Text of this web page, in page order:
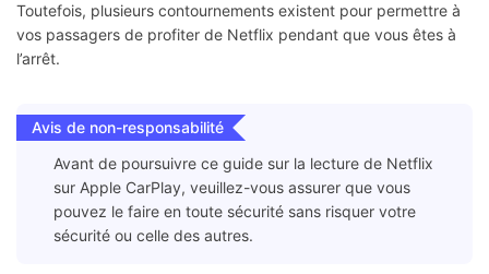
Toutefois, plusieurs contournements existent pour permettre à
vos passagers de profiter de Netflix pendant que vous êtes à
l’arrêt.
Avis de non-responsabilité
Avant de poursuivre ce guide sur la lecture de Netflix
sur Apple CarPlay, veuillez-vous assurer que vous
pouvez le faire en toute sécurité sans risquer votre
sécurité ou celle des autres.